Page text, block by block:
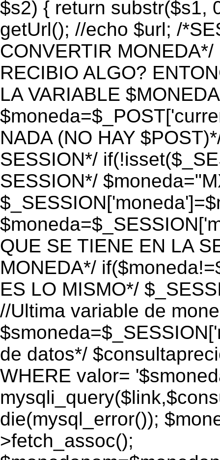
$s2) { return substr($s1,
getUrl(); //echo $url; /
CONVERTIR
RECIBIO ALGO?
LA VARIABLE
NADA (NO HAY
SESSION*/
SESSION*/
QUE SE TIENE EN LA
MONEDA*/
ES LO MISMO*/
//Ultima variable de
de datos*/
WHERE valor=
die(mysql_error());
>fetch_assoc();